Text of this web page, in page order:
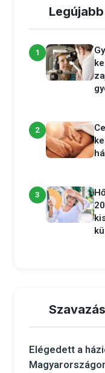
1
2
3
Szavazás
Elégedett a